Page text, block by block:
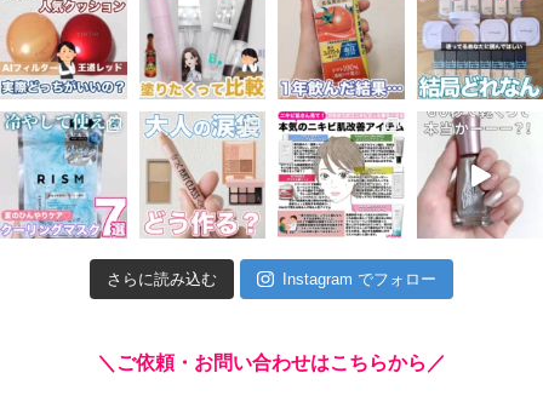
さらに読み込む Instagram でフォロー
＼ご依頼・お問い合わせはこちらから／